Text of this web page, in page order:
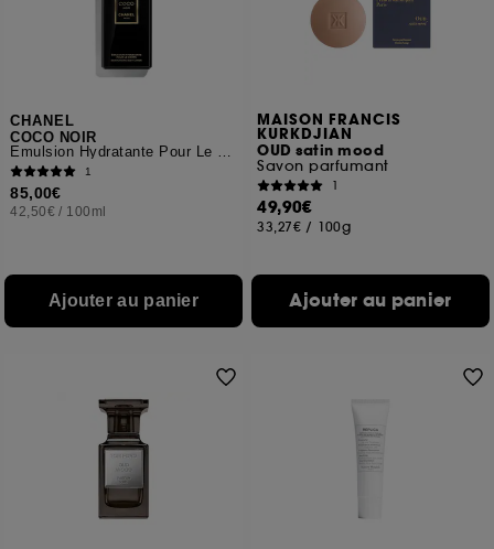
CHANEL
COCO NOIR
Emulsion Hydratante Pour Le Corps
1
85,00€
42,50€ / 100ml
Ajouter au panier
MAISON FRANCIS
KURKDJIAN
OUD satin mood
Savon parfumant
1
49,90€
33,27€ / 100g
Ajouter au panier